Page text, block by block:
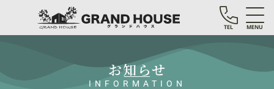
TEL MENU
お知らせ
INFORMATION